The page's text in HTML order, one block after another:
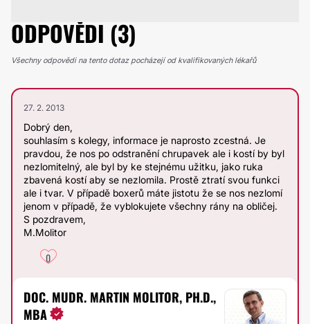
ODPOVĚDI (3)
Všechny odpovědi na tento dotaz pocházejí od kvalifikovaných lékařů
27. 2. 2013
Dobrý den,
souhlasím s kolegy, informace je naprosto zcestná. Je
pravdou, že nos po odstranění chrupavek ale i kostí by byl
nezlomitelný, ale byl by ke stejnému užitku, jako ruka
zbavená kostí aby se nezlomila. Prostě ztratí svou funkci
ale i tvar. V případě boxerů máte jistotu že se nos nezlomí
jenom v případě, že vyblokujete všechny rány na obličej.
S pozdravem,
M.Molitor
0
DOC. MUDR. MARTIN MOLITOR, PH.D.,
MBA